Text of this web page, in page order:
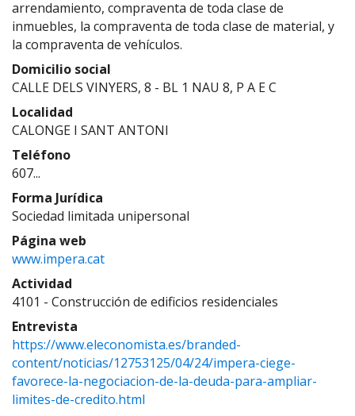
arrendamiento, compraventa de toda clase de
inmuebles, la compraventa de toda clase de material, y
la compraventa de vehículos.
Domicilio social
CALLE DELS VINYERS, 8 - BL 1 NAU 8, P A E C
Localidad
CALONGE I SANT ANTONI
Teléfono
607...
Forma Jurídica
Sociedad limitada unipersonal
Página web
www.impera.cat
Actividad
4101 - Construcción de edificios residenciales
Entrevista
https://www.eleconomista.es/branded-
content/noticias/12753125/04/24/impera-ciege-
favorece-la-negociacion-de-la-deuda-para-ampliar-
limites-de-credito.html